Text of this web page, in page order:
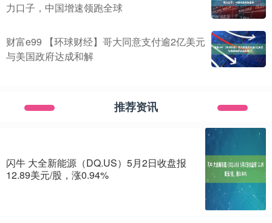
力口子，中国增速领跑全球
财富e99 【环球财经】哥大同意支付逾2亿美元
与美国政府达成和解
推荐资讯
闪牛 大全新能源（DQ.US）5月2日收盘报
12.89美元/股，涨0.94%